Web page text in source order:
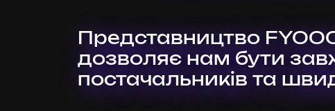
Представництво
дозволяє нам бути
постачальників та